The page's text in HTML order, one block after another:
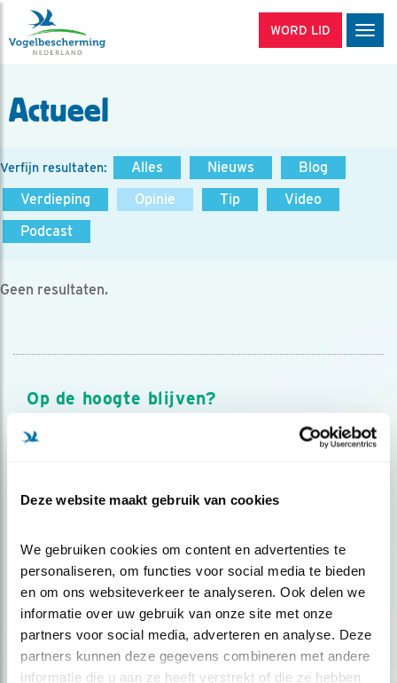
Deze website maakt gebruik van cookies
We gebruiken cookies om content en advertenties te
personaliseren, om functies voor social media te bieden
en om ons websiteverkeer te analyseren. Ook delen we
informatie over uw gebruik van onze site met onze
partners voor social media, adverteren en analyse. Deze
partners kunnen deze gegevens combineren met andere
informatie die u aan ze heeft verstrekt of die ze hebben
WORD LID
Actueel
Verfijn resultaten: Alles Nieuws
Blog
Verdieping
Opinie Tip
Video
Podcast
Geen resultaten.
Op de hoogte blijven?
Meld je aan en ontvang nieuws, inspiratie, acties en tips
over vogels en activiteiten van Vogelbescherming.